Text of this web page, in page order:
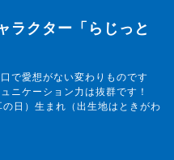
ラクター「らじっと
で愛想がない変わりものです
ニケーション力は抜群です！
日）生まれ（出生地はときがわ